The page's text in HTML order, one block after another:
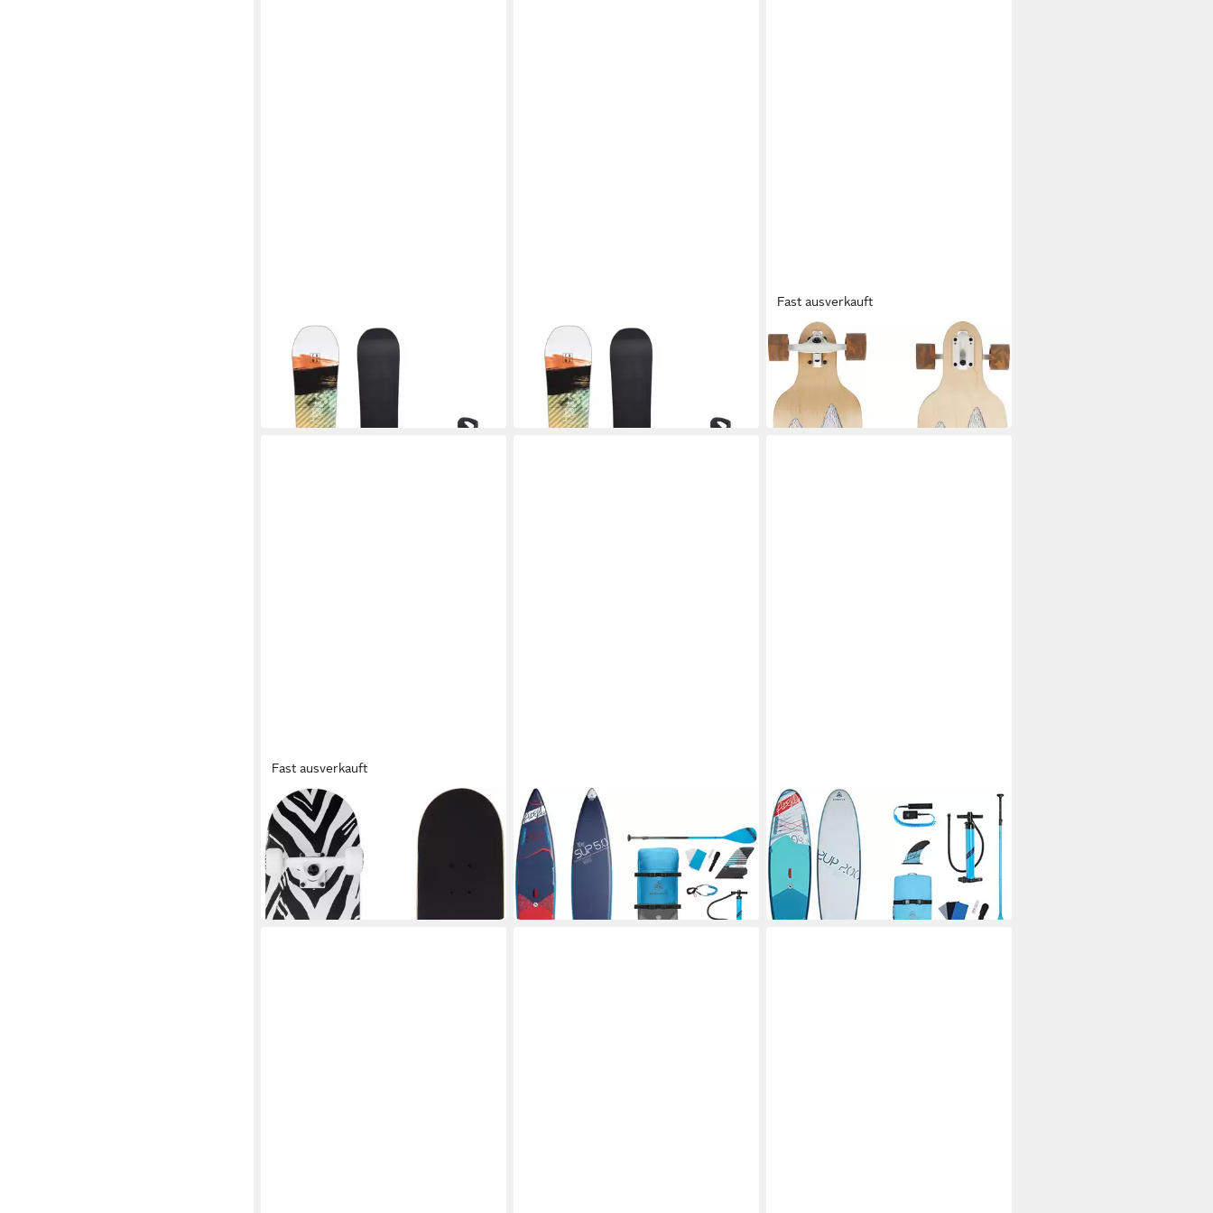
Snowboard Trans Snowboard Set FR
143 cm Weiss + Sonic M Bindung
199,00 €
in 4-5 Werktagen bei dir
Snowboard Trans Snowboard Set FR
139 cm Weiss + Sonic M Bindung
199,00 €
in 4-5 Werktagen bei dir
Fast ausverkauft
FIREFLY
Skateboard Longboard LGB 305
WOOD/WHITE/BROWN
119,99 €
in 3-4 Werktagen bei dir
Fast ausverkauft
FIREFLY
Skateboard Skateboard SKB
WHITE/BLACK/RED
39,99 €
in 2-3 Werktagen bei dir
FIREFLY
SUP-Board FIREFLY iSUP 5.0 11'6"
ab 549,99 € UVP 899,99 €
-39%
in 6-7 Werktagen bei dir
FIREFLY
Inflatable SUP-Board Firefly SUP-
Board iSUP 2.0
ab 277,50 € 400,00 €
-31%
in 4-5 Werktagen bei dir